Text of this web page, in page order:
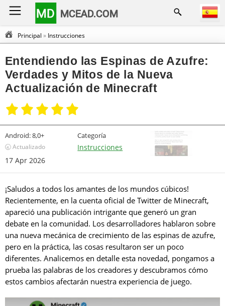
MD MCEAD.COM
Principal » Instrucciones
Entendiendo las Espinas de Azufre:
Verdades y Mitos de la Nueva
Actualización de Minecraft
Android:8,0+
🕣 Actualizado
17 Apr 2026
Categoría
Instrucciones
¡Saludos a todos los amantes de los mundos cúbicos!
Recientemente, en la cuenta oficial de Twitter de Minecraft,
apareció una publicación intrigante que generó un gran
debate en la comunidad. Los desarrolladores hablaron sobre
una nueva mecánica de crecimiento de las espinas de azufre,
pero en la práctica, las cosas resultaron ser un poco
diferentes. Analicemos en detalle esta novedad, pongamos a
prueba las palabras de los creadores y descubramos cómo
estos cambios afectarán nuestra experiencia de juego.